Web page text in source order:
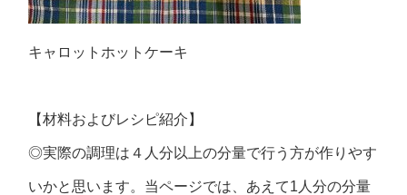
キャロットホットケーキ
【材料およびレシピ紹介】
◎実際の調理は４人分以上の分量で行う方が作りやす
いかと思います。当ページでは、あえて1人分の分量